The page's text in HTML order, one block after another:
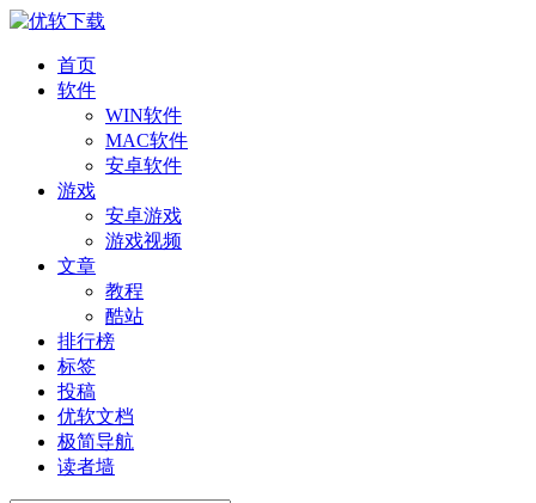
首页
软件
WIN软件
MAC软件
安卓软件
游戏
安卓游戏
游戏视频
文章
教程
酷站
排行榜
标签
投稿
优软文档
极简导航
读者墙